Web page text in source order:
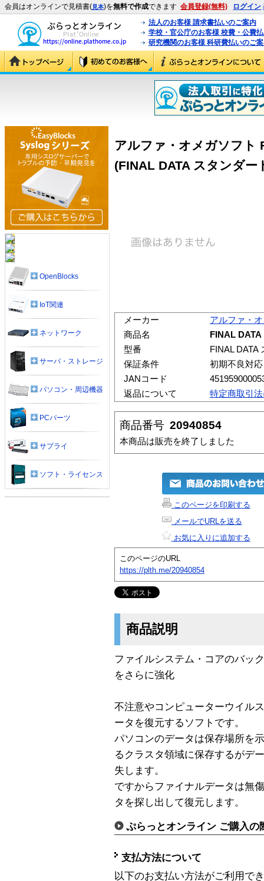
会員はオンラインで見積書(見本)を無料で作成できます 会員登録(無料) ログイン
法人のお客様 請求書払いのご案内
学校・官公庁のお客様 校費・公費
研究機関のお客様 科研費払いのご
アルファ・オメガソフト
(FINAL DATA スタンダー
メーカー
アルファ・
商品名
FINAL
型番
FINAL DATA
保証条件
初期不良対
JANコード
返品について
特定商取引
商品番号 20940854
本商品は販売を終了しました
このページを印刷する
メールでURLを送る
お気に入りに追加する
このページのURL
https://plth.me/20940854
商品説明
ファイルシステム・コアのバッ
をさらに強化
不注意やコンピューターウイル
ータを復元するソフトです。
パソコンのデータは保存場所を
るクラスタ領域に保存するがデ
失します。
ですからファイナルデータは無
タを探し出して復元します。
ぷらっとオンライン ご購入の
支払方法について
以下のお支払い方法がご利用で
OpenBlocks
IoT関連
ネットワーク
サーバ・ストレージ
パソコン・周辺機器
PCパーツ
サプライ
ソフト・ライセンス